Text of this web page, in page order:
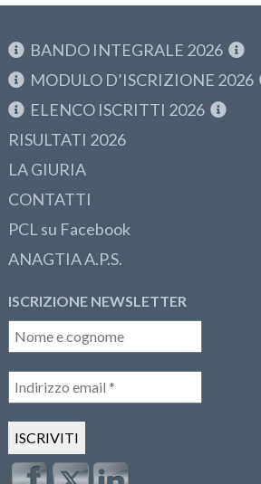
BANDO INTEGRALE 2026
MODULO D’ISCRIZIONE 2026
ELENCO ISCRITTI 2026
RISULTATI 2026
LA GIURIA
CONTATTI
PCL su Facebook
ANAGTIA A.P.S.
ISCRIZIONE NEWSLETTER